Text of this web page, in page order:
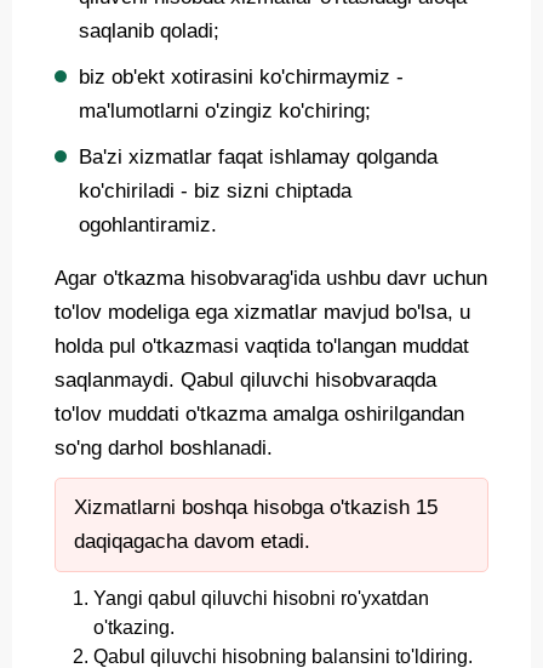
saqlanib qoladi;
biz ob'ekt xotirasini ko'chirmaymiz -
ma'lumotlarni o'zingiz ko'chiring;
Ba'zi xizmatlar faqat ishlamay qolganda
ko'chiriladi - biz sizni chiptada
ogohlantiramiz.
Agar o'tkazma hisobvarag'ida ushbu davr uchun
to'lov modeliga ega xizmatlar mavjud bo'lsa, u
holda pul o'tkazmasi vaqtida to'langan muddat
saqlanmaydi. Qabul qiluvchi hisobvaraqda
to'lov muddati o'tkazma amalga oshirilgandan
so'ng darhol boshlanadi.
Xizmatlarni boshqa hisobga o'tkazish 15
daqiqagacha davom etadi.
Yangi qabul qiluvchi hisobni ro'yxatdan
o'tkazing.
Qabul qiluvchi hisobning balansini to'ldiring.